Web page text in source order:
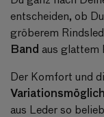
entscheiden, ob
gröberem
Band aus glattem
Der Komfort und
aus Leder so